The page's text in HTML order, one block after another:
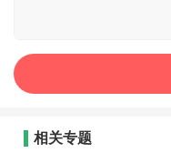
相关专题